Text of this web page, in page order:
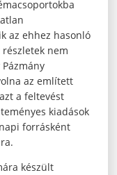
az ehhez hasonló
nem
az említett
a feltevést
kiadások
forrásként
készült